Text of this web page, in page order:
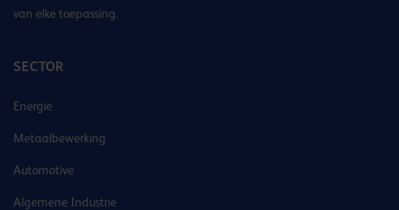
van elke toepassing.
SECTOR
Energie
Metaalbewerking
Automotive
Algemene Industrie